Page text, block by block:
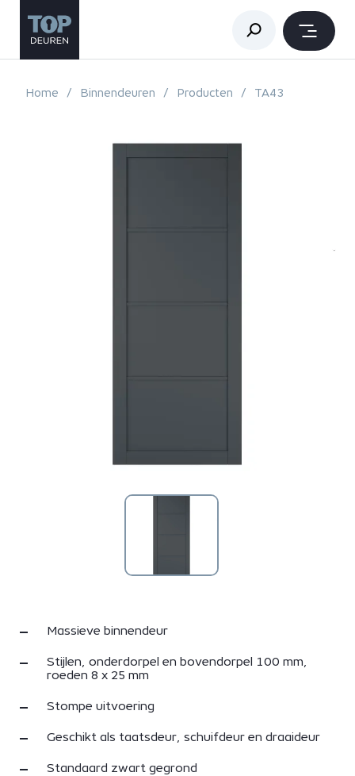
Home Binnendeuren Producten TA43
Massieve binnendeur
Stijlen, onderdorpel en bovendorpel 100 mm,
roeden 8 x 25 mm
Stompe uitvoering
Geschikt als taatsdeur, schuifdeur en draaideur
Standaard zwart gegrond